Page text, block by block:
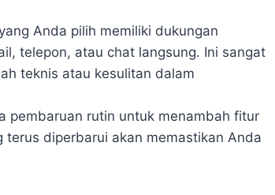
Anda pilih memiliki dukungan
telepon, atau chat langsung. Ini sangat
teknis atau kesulitan dalam
pembaruan rutin untuk menambah fitur
diperbarui akan memastikan Anda